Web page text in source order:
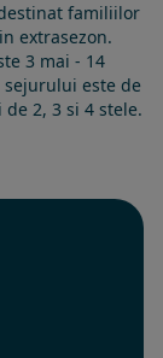
familiilor
extrasezon.
3 mai - 14
este de
2, 3 si 4 stele.